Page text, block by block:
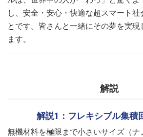
し、安全・安心・快適な超スマート社
とです。皆さんと一緒にその夢を実
ます。
解説
解説1：フレキシブル集積
無機材料を極限まで小さいサイズ（ナ